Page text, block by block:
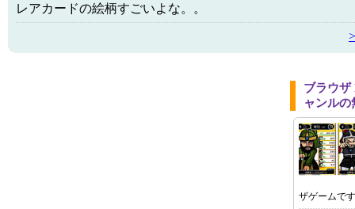
レアカードの絵柄すごいよな。。
ブラウ
ャンルの
ザゲームです